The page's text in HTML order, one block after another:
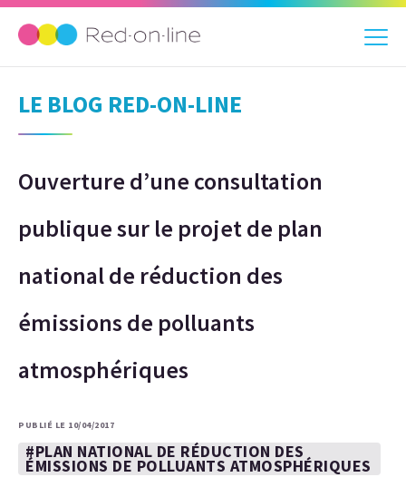
LE BLOG RED-ON-LINE
Ouverture d’une consultation
publique sur le projet de plan
national de réduction des
émissions de polluants
atmosphériques
PUBLIÉ LE 10/04/2017
#PLAN NATIONAL DE RÉDUCTION DES
ÉMISSIONS DE POLLUANTS ATMOSPHÉRIQUES